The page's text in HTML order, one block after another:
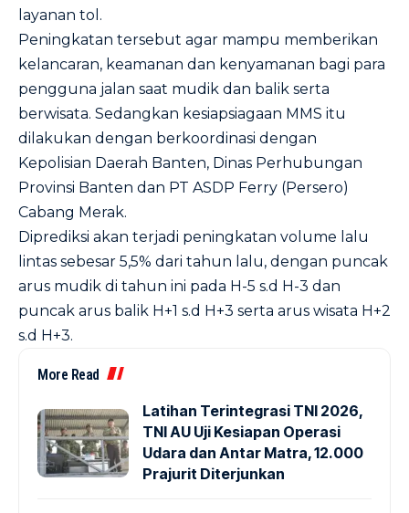
layanan tol.
Peningkatan tersebut agar mampu memberikan
kelancaran, keamanan dan kenyamanan bagi para
pengguna jalan saat mudik dan balik serta
berwisata. Sedangkan kesiapsiagaan MMS itu
dilakukan dengan berkoordinasi dengan
Kepolisian Daerah Banten, Dinas Perhubungan
Provinsi Banten dan PT ASDP Ferry (Persero)
Cabang Merak.
Diprediksi akan terjadi peningkatan volume lalu
lintas sebesar 5,5% dari tahun lalu, dengan puncak
arus mudik di tahun ini pada H-5 s.d H-3 dan
puncak arus balik H+1 s.d H+3 serta arus wisata H+2
s.d H+3.
More Read
Latihan Terintegrasi TNI 2026,
TNI AU Uji Kesiapan Operasi
Udara dan Antar Matra, 12.000
Prajurit Diterjunkan